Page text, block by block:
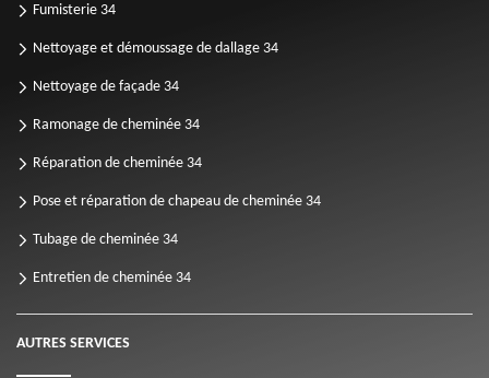
Fumisterie 34
Nettoyage et démoussage de dallage 34
Nettoyage de façade 34
Ramonage de cheminée 34
Réparation de cheminée 34
Pose et réparation de chapeau de cheminée 34
Tubage de cheminée 34
Entretien de cheminée 34
AUTRES SERVICES